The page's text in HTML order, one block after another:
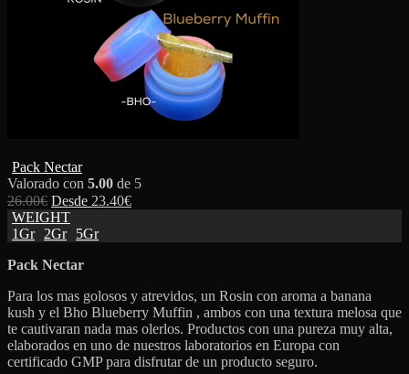
Pack Nectar
Valorado con 5.00 de 5
26.00€ Desde 23.40€
WEIGHT
1Gr
2Gr
5Gr
Pack Nectar
Para los mas golosos y atrevidos, un Rosin con aroma a banana
kush y el Bho Blueberry Muffin , ambos con una textura melosa que
te cautivaran nada mas olerlos. Productos con una pureza muy alta,
elaborados en uno de nuestros laboratorios en Europa con
certificado GMP para disfrutar de un producto seguro.